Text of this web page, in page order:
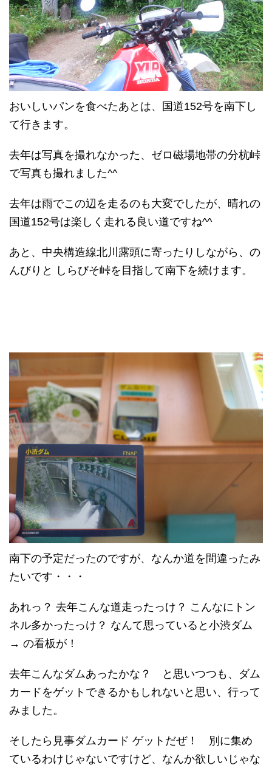
おいしいパンを食べたあとは、国道152号を南下し
て行きます。
去年は写真を撮れなかった、ゼロ磁場地帯の分杭峠
で写真も撮れました^^
去年は雨でこの辺を走るのも大変でしたが、晴れの
国道152号は楽しく走れる良い道ですね^^
あと、中央構造線北川露頭に寄ったりしながら、の
んびりと しらびそ峠を目指して南下を続けます。
南下の予定だったのですが、なんか道を間違ったみ
たいです・・・
あれっ？ 去年こんな道走ったっけ？ こんなにトン
ネル多かったっけ？ なんて思っていると小渋ダム
→ の看板が！
去年こんなダムあったかな？ と思いつつも、ダム
カードをゲットできるかもしれないと思い、行って
みました。
そしたら見事ダムカード ゲットだぜ！ 別に集め
ているわけじゃないですけど、なんか欲しいじゃな